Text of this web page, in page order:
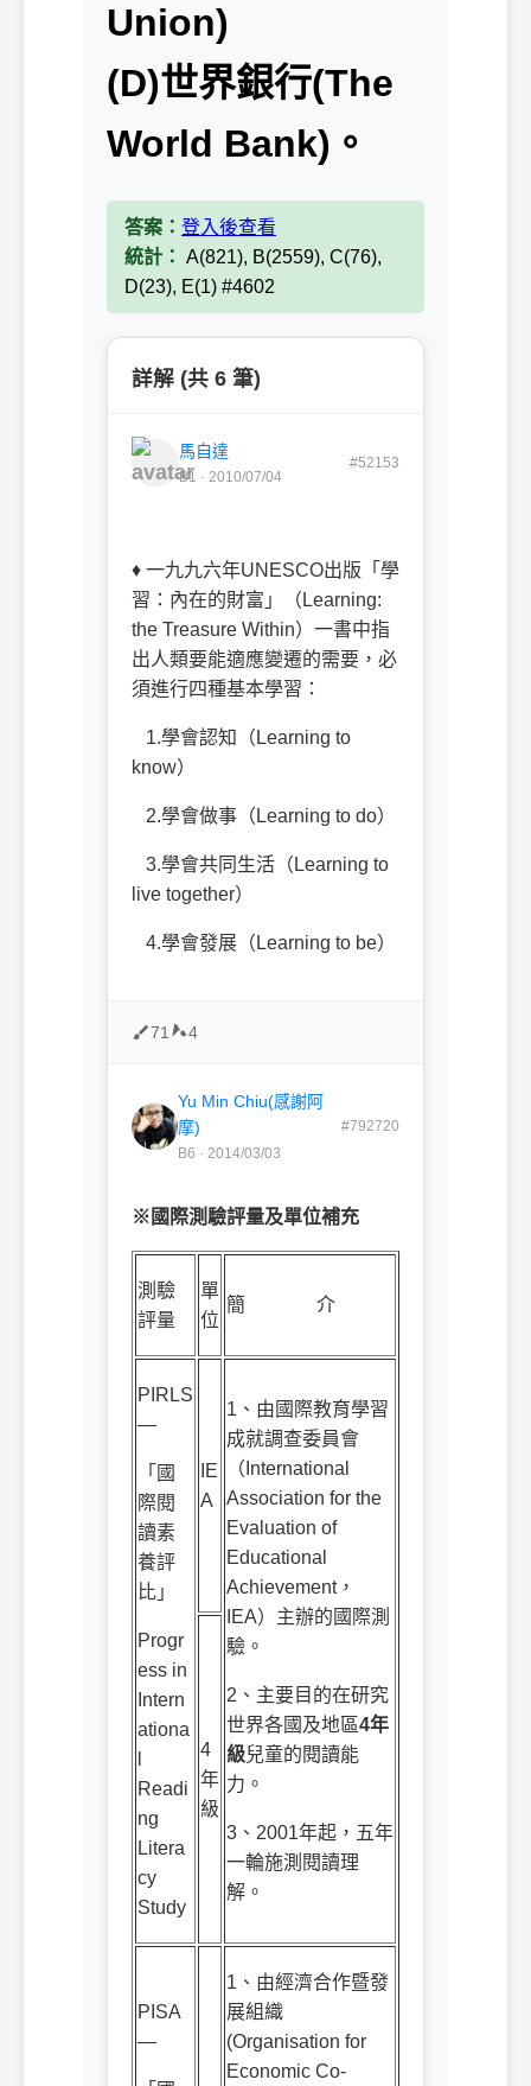
Union)
(D)世界銀行(The
World Bank)。
答案： 登入後查看
統計： A(821), B(2559), C(76),
D(23), E(1) #4602
詳解 (共 6 筆)
馬自達
B1 · 2010/07/04
#52153
♦ 一九九六年UNESCO出版「學
習：內在的財富」（ Learning:
the Treasure Within）一書中指
出人類要能適應變遷的需要，必
須進行四種基本學習：
1.學會認知（ Learning to
know）
2.學會做事（ Learning to do）
3.學會共同生活（ Learning to
live together）
4.學會發展（ Learning to be）
71 4
Yu Min Chiu(感謝阿
摩)
B6 · 2014/03/03
#792720
※國際測驗評量及單位補充
測驗
評量
單
位
簡 介
PIRLS
—
「國
際閱
讀素
養評
比」
Progr
ess in
Intern
ationa
Readi
ng
Litera
cy
Study
IE
A
1 、由國際教育學習
成就調查委員會
（ International
Association for the
Evaluation of
Educational
Achievement，
IEA）主辦的國際測
驗。
2 、主要目的在研究
世界各國及地區4年
級兒童的閱讀能
力。
3 、 2001年起，五年
一輪施測閱讀理
解。
4
年
級
PISA
—
1 、由經濟合作暨發
展組織
(Organisation for
Economic Co-